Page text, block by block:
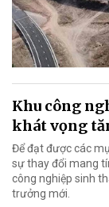
Khu công
khát vọng
Để đạt được các
sự thay đổi mang
công nghiệp sinh
trưởng mới.